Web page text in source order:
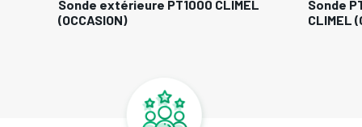
Sonde extérieure PT1000 CLIMEL
(OCCASION)
Sonde
CLIMEL